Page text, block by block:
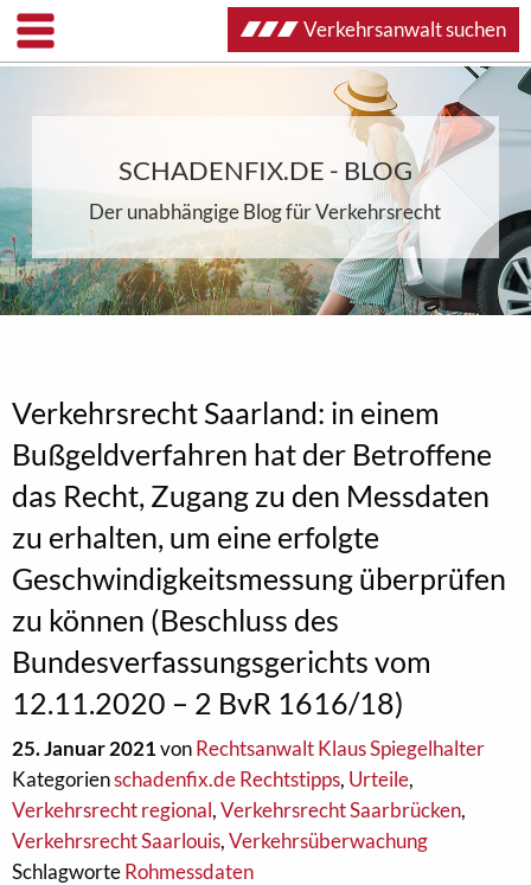
SCHADENFIX.DE - BLOG
Der unabhängige Blog für Verkehrsrecht
Verkehrsrecht Saarland: in einem
Bußgeldverfahren hat der Betroffene
das Recht, Zugang zu den Messdaten
zu erhalten, um eine erfolgte
Geschwindigkeitsmessung überprüfen
zu können (Beschluss des
Bundesverfassungsgerichts vom
12.11.2020 – 2 BvR 1616/18)
25. Januar 2021vonRechtsanwalt Klaus Spiegelhalter
Kategorienschadenfix.de Rechtstipps, Urteile,
Verkehrsrecht regional,Verkehrsrecht Saarbrücken,
Verkehrsrecht Saarlouis,Verkehrsüberwachung
SchlagworteRohmessdaten
Verkehrsanwalt suchen